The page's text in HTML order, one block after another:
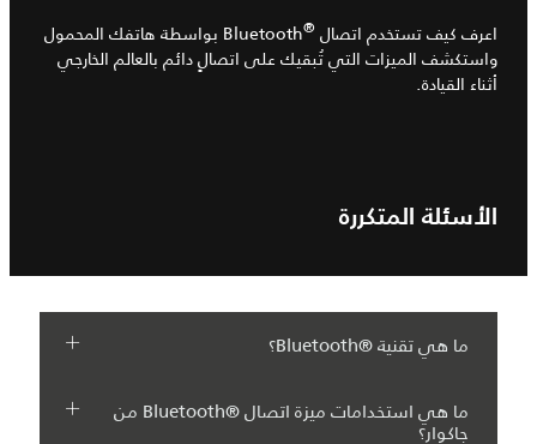
اعرف كيف تستخدم اتصال Bluetooth ®
‎‎ بواسطة هاتفك المحمول
واستكشف الميزات التي تُبقيك على اتصالٍ دائم بالعالم الخارجي
أثناء القيادة.
الأسئلة المتكررة
ما هي تقنية ®Bluetooth؟
ما هي استخدامات ميزة اتصال Bluetooth®‎ من
جاكوار؟